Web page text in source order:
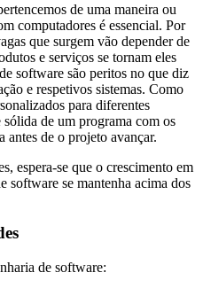
de uma maneira ou
computadores é essencial. Por
que surgem vão depender de
e serviços se tornam eles
software são peritos no que diz
e respetivos sistemas. Como
para diferentes
de um programa com os
antes de o projeto avançar.
espera-se que o crescimento em
software se mantenha acima dos
de software: